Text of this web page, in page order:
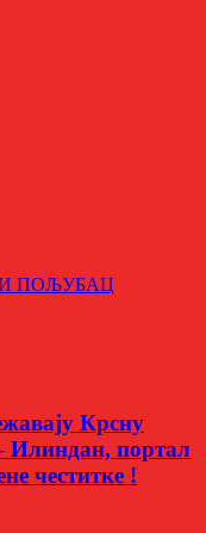
ПОЉУБАЦ
Крсну
Илиндан, портал
честитке !